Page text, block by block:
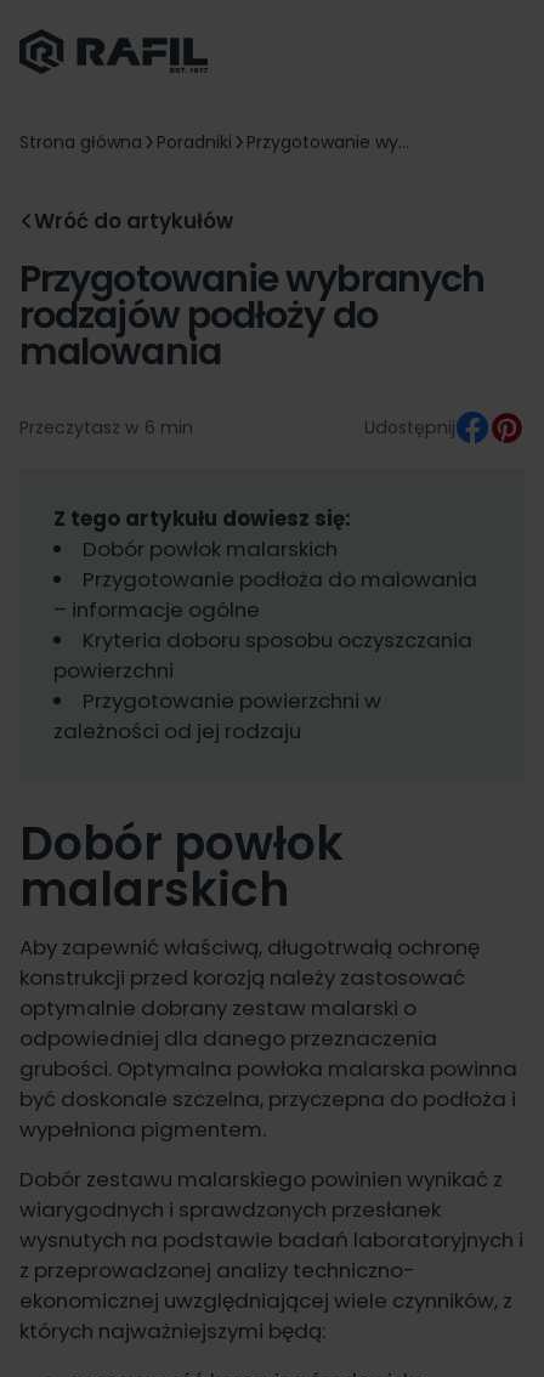
Strona główna Poradniki Przygotowanie wy...
Wróć do artykułów
Przygotowanie wybranych
rodzajów podłoży do
malowania
Przeczytasz w 6 min Udostępnij
Z tego artykułu dowiesz się:
Dobór powłok malarskich
Przygotowanie podłoża do malowania
– informacje ogólne
Kryteria doboru sposobu oczyszczania
powierzchni
Przygotowanie powierzchni w
zależności od jej rodzaju
Dobór powłok
malarskich
Aby zapewnić właściwą, długotrwałą ochronę
konstrukcji przed korozją należy zastosować
optymalnie dobrany zestaw malarski o
odpowiedniej dla danego przeznaczenia
grubości. Optymalna powłoka malarska powinna
być doskonale szczelna, przyczepna do podłoża i
wypełniona pigmentem.
Dobór zestawu malarskiego powinien wynikać z
wiarygodnych i sprawdzonych przesłanek
wysnutych na podstawie badań laboratoryjnych i
z przeprowadzonej analizy techniczno-
ekonomicznej uwzględniającej wiele czynników, z
których najważniejszymi będą: